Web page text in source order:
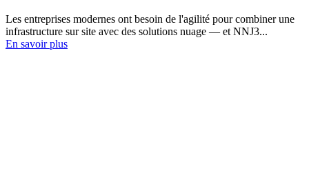
Les entreprises modernes ont besoin de l'agilité pour combiner une
infrastructure sur site avec des solutions nuage — et NNJ3...
En savoir plus